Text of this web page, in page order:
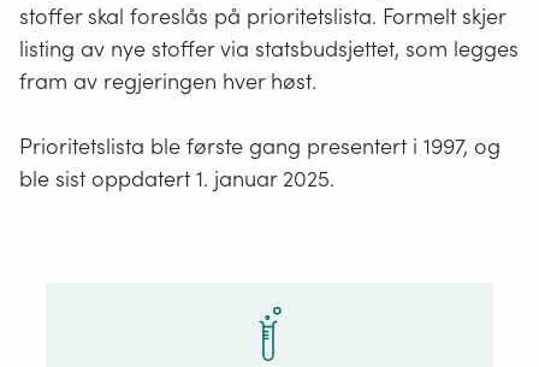
stoffer skal foreslås på prioritetslista. Formelt skjer
listing av nye stoffer via statsbudsjettet, som legges
fram av regjeringen hver høst.
Prioritetslista ble første gang presentert i 1997, og
ble sist oppdatert 1. januar 2025.